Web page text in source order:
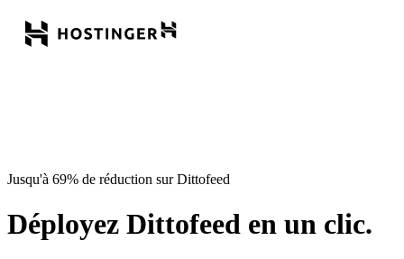
Jusqu'à 69% de réduction sur Dittofeed
Déployez Dittofeed en un clic.